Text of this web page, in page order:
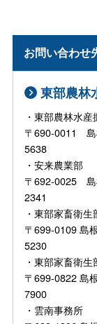
お問い合わせ
東部農林
・東部農林水
〒690-0011 島
5638
・安来農業部
〒692-0025
2341
・東部家畜衛生
〒699-0109 島
5230
・東部家畜衛生
〒699-0822 島
7900
・雲南事務所